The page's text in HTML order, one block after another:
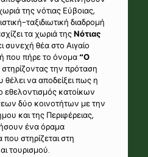
τηςνότιας Εύβοιας,
ταξιδιωτική διαδρομή
τα χωριά τηςΝότιας
συνεχή θέα στο Αιγαίο
που πήρε το όνομα“Ο
στηρίζοντας την πρόταση
θέλει να αποδείξει πως η
εθελοντισμός κατοίκων
δύο κοινοτήτων με την
και της Περιφέρειας,
ένα όραμα
στηρίζεται στη
τουρισμού.